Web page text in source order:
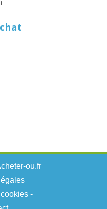
ou.fr
-